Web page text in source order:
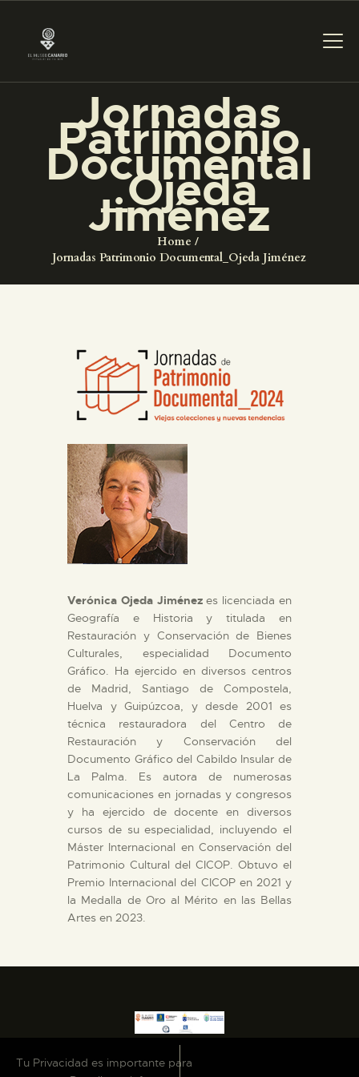
Jornadas
Patrimonio
Documental
_Ojeda
Jiménez
Home
Jornadas Patrimonio Documental_Ojeda Jiménez
PREPARAR LA VISITA
ACTIVIDADES
DIDÁCTICA
ESPAÑOL
PREPARAR LA VISITA
ACTIVIDADES
█
EL MUSEO
COLECCIONES
DIDÁCTICA
ESPAÑOL
Verónica Ojeda Jiménezes licenciada en
Geografía e Historia y titulada en
Restauración y Conservación de Bienes
Culturales, especialidad Documento
Gráfico. Ha ejercido en diversos centros
de Madrid, Santiago de Compostela,
Huelva y Guipúzcoa, y desde 2001 es
técnica restauradora del Centro de
Restauración y Conservación del
Documento Gráfico del Cabildo Insular de
La Palma. Es autora de numerosas
comunicaciones en jornadas y congresos
y ha ejercido de docente en diversos
cursos de su especialidad, incluyendo el
Máster Internacional en Conservación del
Patrimonio Cultural del CICOP. Obtuvo el
Premio Internacional del CICOP en 2021 y
la Medalla de Oro al Mérito en las Bellas
Artes en 2023.
Tu Privacidad es importante para